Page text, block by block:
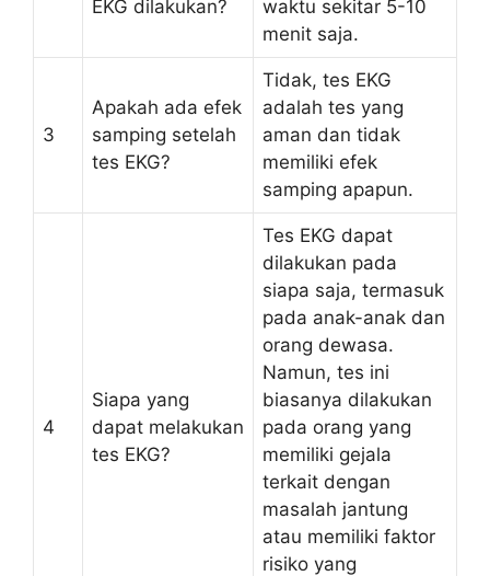
EKG dilakukan?
waktu sekitar 5-10
menit saja.
3
Apakah ada efek
samping setelah
tes EKG?
Tidak, tes EKG
adalah tes yang
aman dan tidak
memiliki efek
samping apapun.
4
Siapa yang
dapat melakukan
tes EKG?
Tes EKG dapat
dilakukan pada
siapa saja, termasuk
pada anak-anak dan
orang dewasa.
Namun, tes ini
biasanya dilakukan
pada orang yang
memiliki gejala
terkait dengan
masalah jantung
atau memiliki faktor
risiko yang